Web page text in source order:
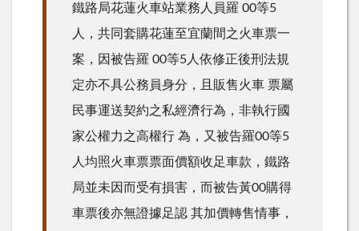
鐵路局花蓮火車站業務人員羅 00等5
人，共同套購花蓮至宜蘭間之火車票一
案，因被告羅 00等5人依修正後刑法規
定亦不具公務員身分，且販售火車 票屬
民事運送契約之私經濟行為，非執行國
家公權力之高權行 為，又被告羅00等5
人均照火車票票面價額收足車款，鐵路
局並未因而受有損害，而被告黃00購得
車票後亦無證據足認 其加價轉售情事，